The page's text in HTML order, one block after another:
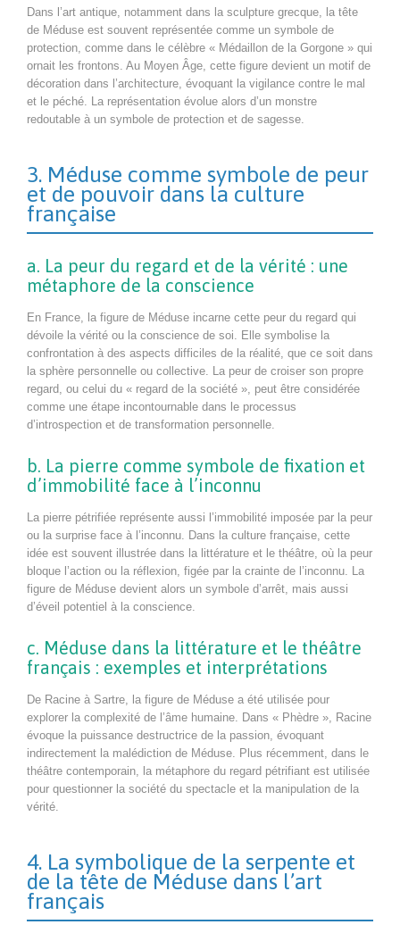
Dans l’art antique, notamment dans la sculpture grecque, la tête
de Méduse est souvent représentée comme un symbole de
protection, comme dans le célèbre « Médaillon de la Gorgone » qui
ornait les frontons. Au Moyen Âge, cette figure devient un motif de
décoration dans l’architecture, évoquant la vigilance contre le mal
et le péché. La représentation évolue alors d’un monstre
redoutable à un symbole de protection et de sagesse.
3. Méduse comme symbole de peur
et de pouvoir dans la culture
française
a. La peur du regard et de la vérité : une
métaphore de la conscience
En France, la figure de Méduse incarne cette peur du regard qui
dévoile la vérité ou la conscience de soi. Elle symbolise la
confrontation à des aspects difficiles de la réalité, que ce soit dans
la sphère personnelle ou collective. La peur de croiser son propre
regard, ou celui du « regard de la société », peut être considérée
comme une étape incontournable dans le processus
d’introspection et de transformation personnelle.
b. La pierre comme symbole de fixation et
d’immobilité face à l’inconnu
La pierre pétrifiée représente aussi l’immobilité imposée par la peur
ou la surprise face à l’inconnu. Dans la culture française, cette
idée est souvent illustrée dans la littérature et le théâtre, où la peur
bloque l’action ou la réflexion, figée par la crainte de l’inconnu. La
figure de Méduse devient alors un symbole d’arrêt, mais aussi
d’éveil potentiel à la conscience.
c. Méduse dans la littérature et le théâtre
français : exemples et interprétations
De Racine à Sartre, la figure de Méduse a été utilisée pour
explorer la complexité de l’âme humaine. Dans « Phèdre », Racine
évoque la puissance destructrice de la passion, évoquant
indirectement la malédiction de Méduse. Plus récemment, dans le
théâtre contemporain, la métaphore du regard pétrifiant est utilisée
pour questionner la société du spectacle et la manipulation de la
vérité.
4. La symbolique de la serpente et
de la tête de Méduse dans l’art
français